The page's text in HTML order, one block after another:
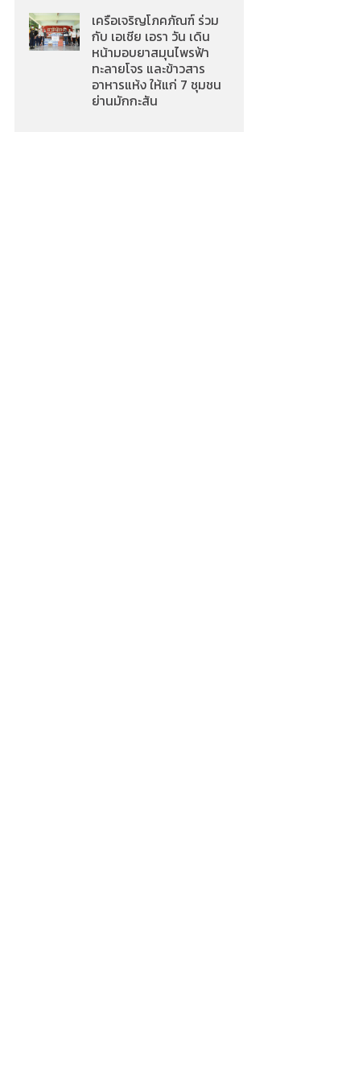
เครือเจริญโภคภัณฑ์ ร่วม
กับ เอเชีย เอรา วัน เดิน
หน้ามอบยาสมุนไพรฟ้า
ทะลายโจร และข้าวสาร
อาหารแห้ง ให้แก่ 7 ชุมชน
ย่านมักกะสัน